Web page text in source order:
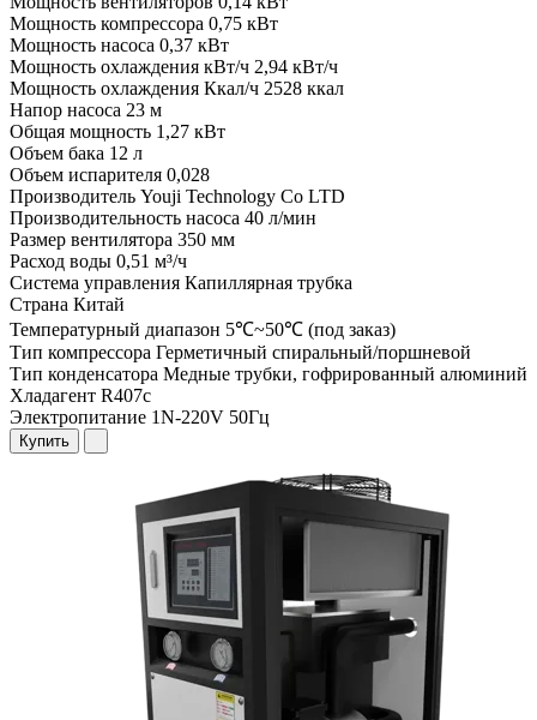
Мощность компрессора 0,75 кВт
Мощность насоса 0,37 кВт
Мощность охлаждения кВт/ч 2,94 кВт/ч
Мощность охлаждения Ккал/ч 2528 ккал
Напор насоса 23 м
Общая мощность 1,27 кВт
Объем бака 12 л
Объем испарителя 0,028
Производитель Youji Technology Co LTD
Производительность насоса 40 л/мин
Размер вентилятора 350 мм
Расход воды 0,51 м³/ч
Система управления Капиллярная трубка
Страна Китай
Температурный диапазон 5℃~50℃ (под заказ)
Тип компрессора Герметичный спиральный/поршневой
Тип конденсатора Медные трубки, гофрированный алюминий
Хладагент R407c
Электропитание 1N-220V 50Гц
Купить